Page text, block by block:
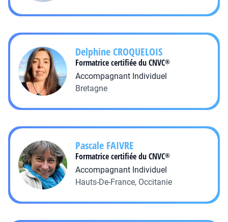
DelphineCROQUELOIS
Formatrice certifiée du CNVC®
Accompagnant Individuel
Bretagne
Pascale FAIVRE
Formatrice certifiée du CNVC®
Accompagnant Individuel
Hauts-De-France, Occitanie